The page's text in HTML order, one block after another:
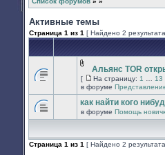
Активные темы
Страница 1 из 1 [ Найдено 2
Вложения
Альянс TOR
[
На
страницу
На страницу: 1 13
в форуме
нет
новых
как найти кого
в форуме Помощь
Страница 1 из 1 [ Найдено 2